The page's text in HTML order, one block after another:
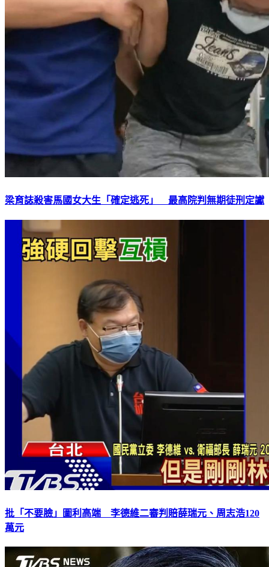
梁育誌殺害馬國女大生「確定逃死」 最高院判無期徒刑定讞
批「不要臉」圖利高端 李德維二審判賠薛瑞元、周志浩120
萬元